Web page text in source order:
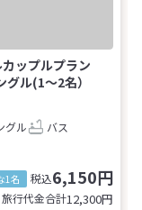
ップルプラン
ル(1～2名）
グル
バス
1名 税込6,150円
旅行代金合計12,300円